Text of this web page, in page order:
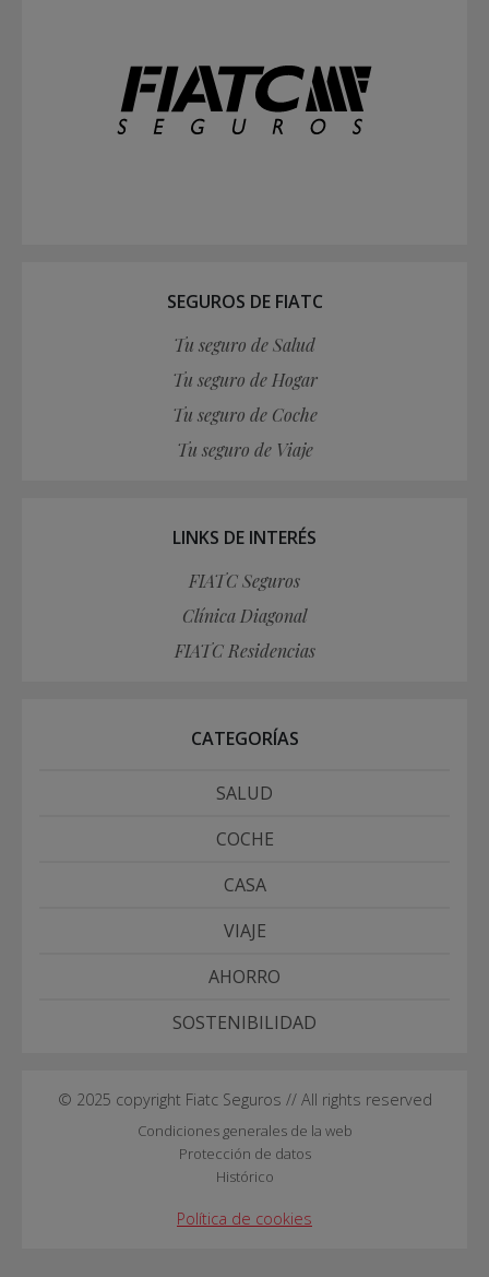
SEGUROS DE FIATC
Tu seguro de Salud
Tu seguro de Hogar
Tu seguro de Coche
Tu seguro de Viaje
LINKS DE INTERÉS
FIATC Seguros
Clínica Diagonal
FIATC Residencias
CATEGORÍAS
SALUD
COCHE
CASA
VIAJE
AHORRO
SOSTENIBILIDAD
© 2025 copyright Fiatc Seguros // All rights reserved
Condiciones generales de la web
Protección de datos
Histórico
Política de cookies